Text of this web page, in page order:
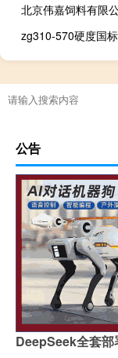
北京伟嘉饲料有限
公告
DeepSeek全套